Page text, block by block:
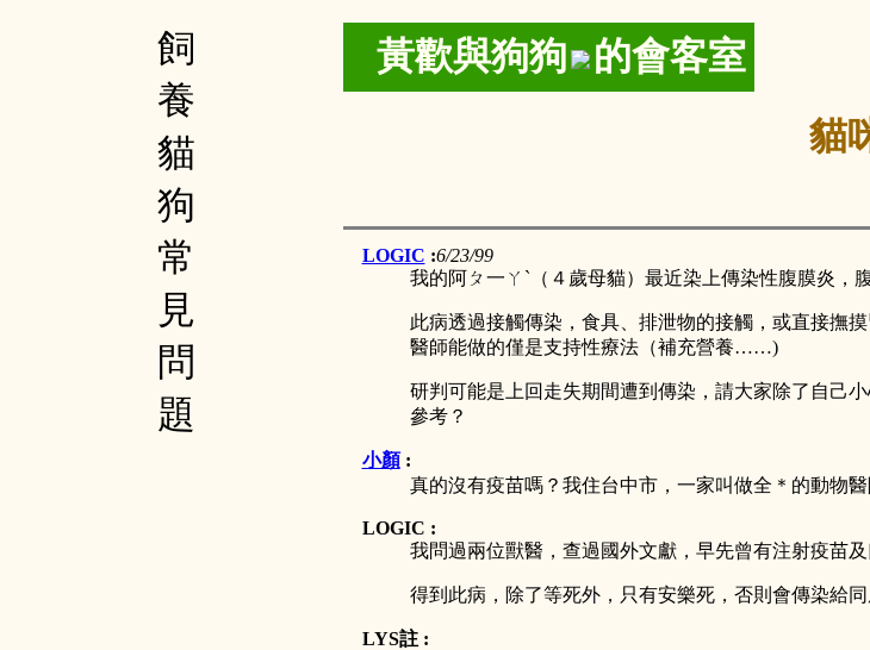
飼
養
貓
狗
常
見
問
題
黃歡與狗狗
的會客室
貓
LOGIC :6/23/99
我的阿ㄆ一ㄚˋ（４歲母貓）最近染上傳染性腹膜炎，
此病透過接觸傳染，食具、排泄物的接觸，或直接撫
醫師能做的僅是支持性療法（補充營養……)
研判可能是上回走失期間遭到傳染，請大家除了自己
參考？
小顏:
真的沒有疫苗嗎？我住台中市，一家叫做全＊的動物
LOGIC :
我問過兩位獸醫，查過國外文獻，早先曾有注射疫苗
得到此病，除了等死外，只有安樂死，否則會傳染給同
LYS註 :